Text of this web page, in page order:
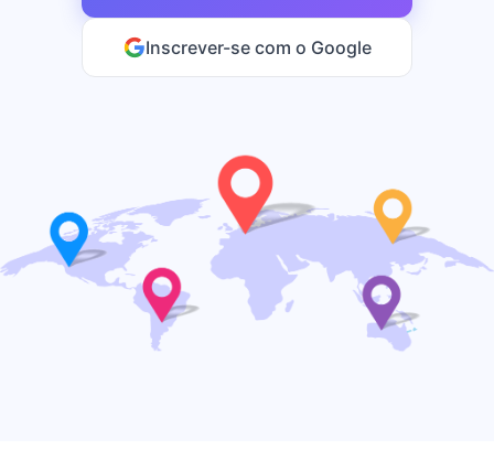
Inscrever-se com o Google